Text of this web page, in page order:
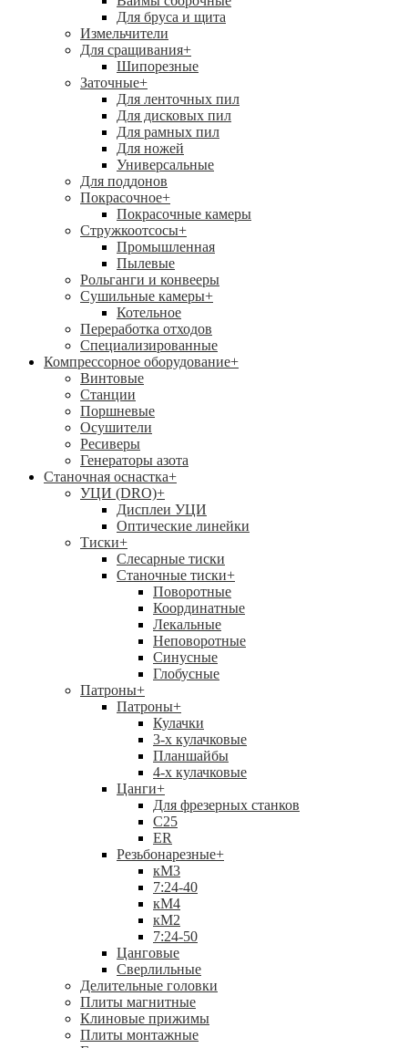
Для бруса и щита
Измельчители
Для сращивания+
Шипорезные
Заточные+
Для ленточных пил
Для дисковых пил
Для рамных пил
Для ножей
Универсальные
Для поддонов
Покрасочное+
Покрасочные камеры
Стружкоотсосы+
Промышленная
Пылевые
Рольганги и конвееры
Сушильные камеры+
Котельное
Переработка отходов
Специализированные
Компрессорное оборудование+
Винтовые
Станции
Поршневые
Осушители
Ресиверы
Генераторы азота
Станочная оснастка+
УЦИ (DRO)+
Дисплеи УЦИ
Оптические линейки
Тиски+
Слесарные тиски
Станочные тиски+
Поворотные
Координатные
Лекальные
Неповоротные
Синусные
Глобусные
Патроны+
Патроны+
Кулачки
3-х кулачковые
Планшайбы
4-х кулачковые
Цанги+
Для фрезерных станков
С25
ER
Резьбонарезные+
кМ3
7:24-40
кМ4
кМ2
7:24-50
Цанговые
Сверлильные
Делительные головки
Плиты магнитные
Клиновые прижимы
Плиты монтажные